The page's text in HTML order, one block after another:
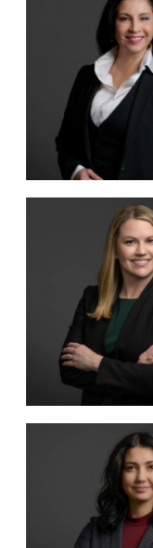
DIVISIÓN
TIFFANY
LETTY
MARTÍNEZ
CERTIFICADO
COLEGIO DE
ABOGADOS ·
DERECHO
ASOCIADO